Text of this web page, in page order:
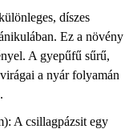
díszes
Ez a növény
A gyepűfű sűrű,
a nyár folyamán
A csillagpázsit egy